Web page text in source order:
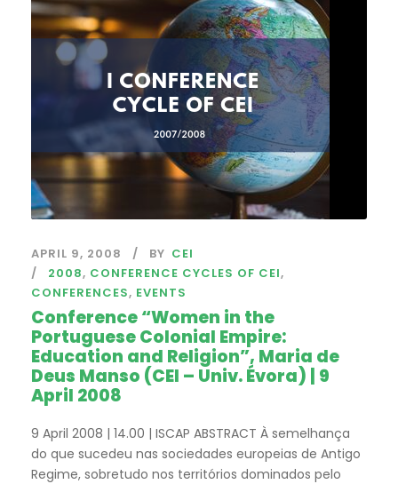
APRIL 9, 2008 BY CEI
2008, CONFERENCE CYCLES OF CEI,
CONFERENCES, EVENTS
Conference “Women in the
Portuguese Colonial Empire:
Education and Religion”, Maria de
Deus Manso (CEI – Univ. Évora) | 9
April 2008
9 April 2008 | 14.00 | ISCAP ABSTRACT À semelhança
do que sucedeu nas sociedades europeias de Antigo
Regime, sobretudo nos territórios dominados pelo